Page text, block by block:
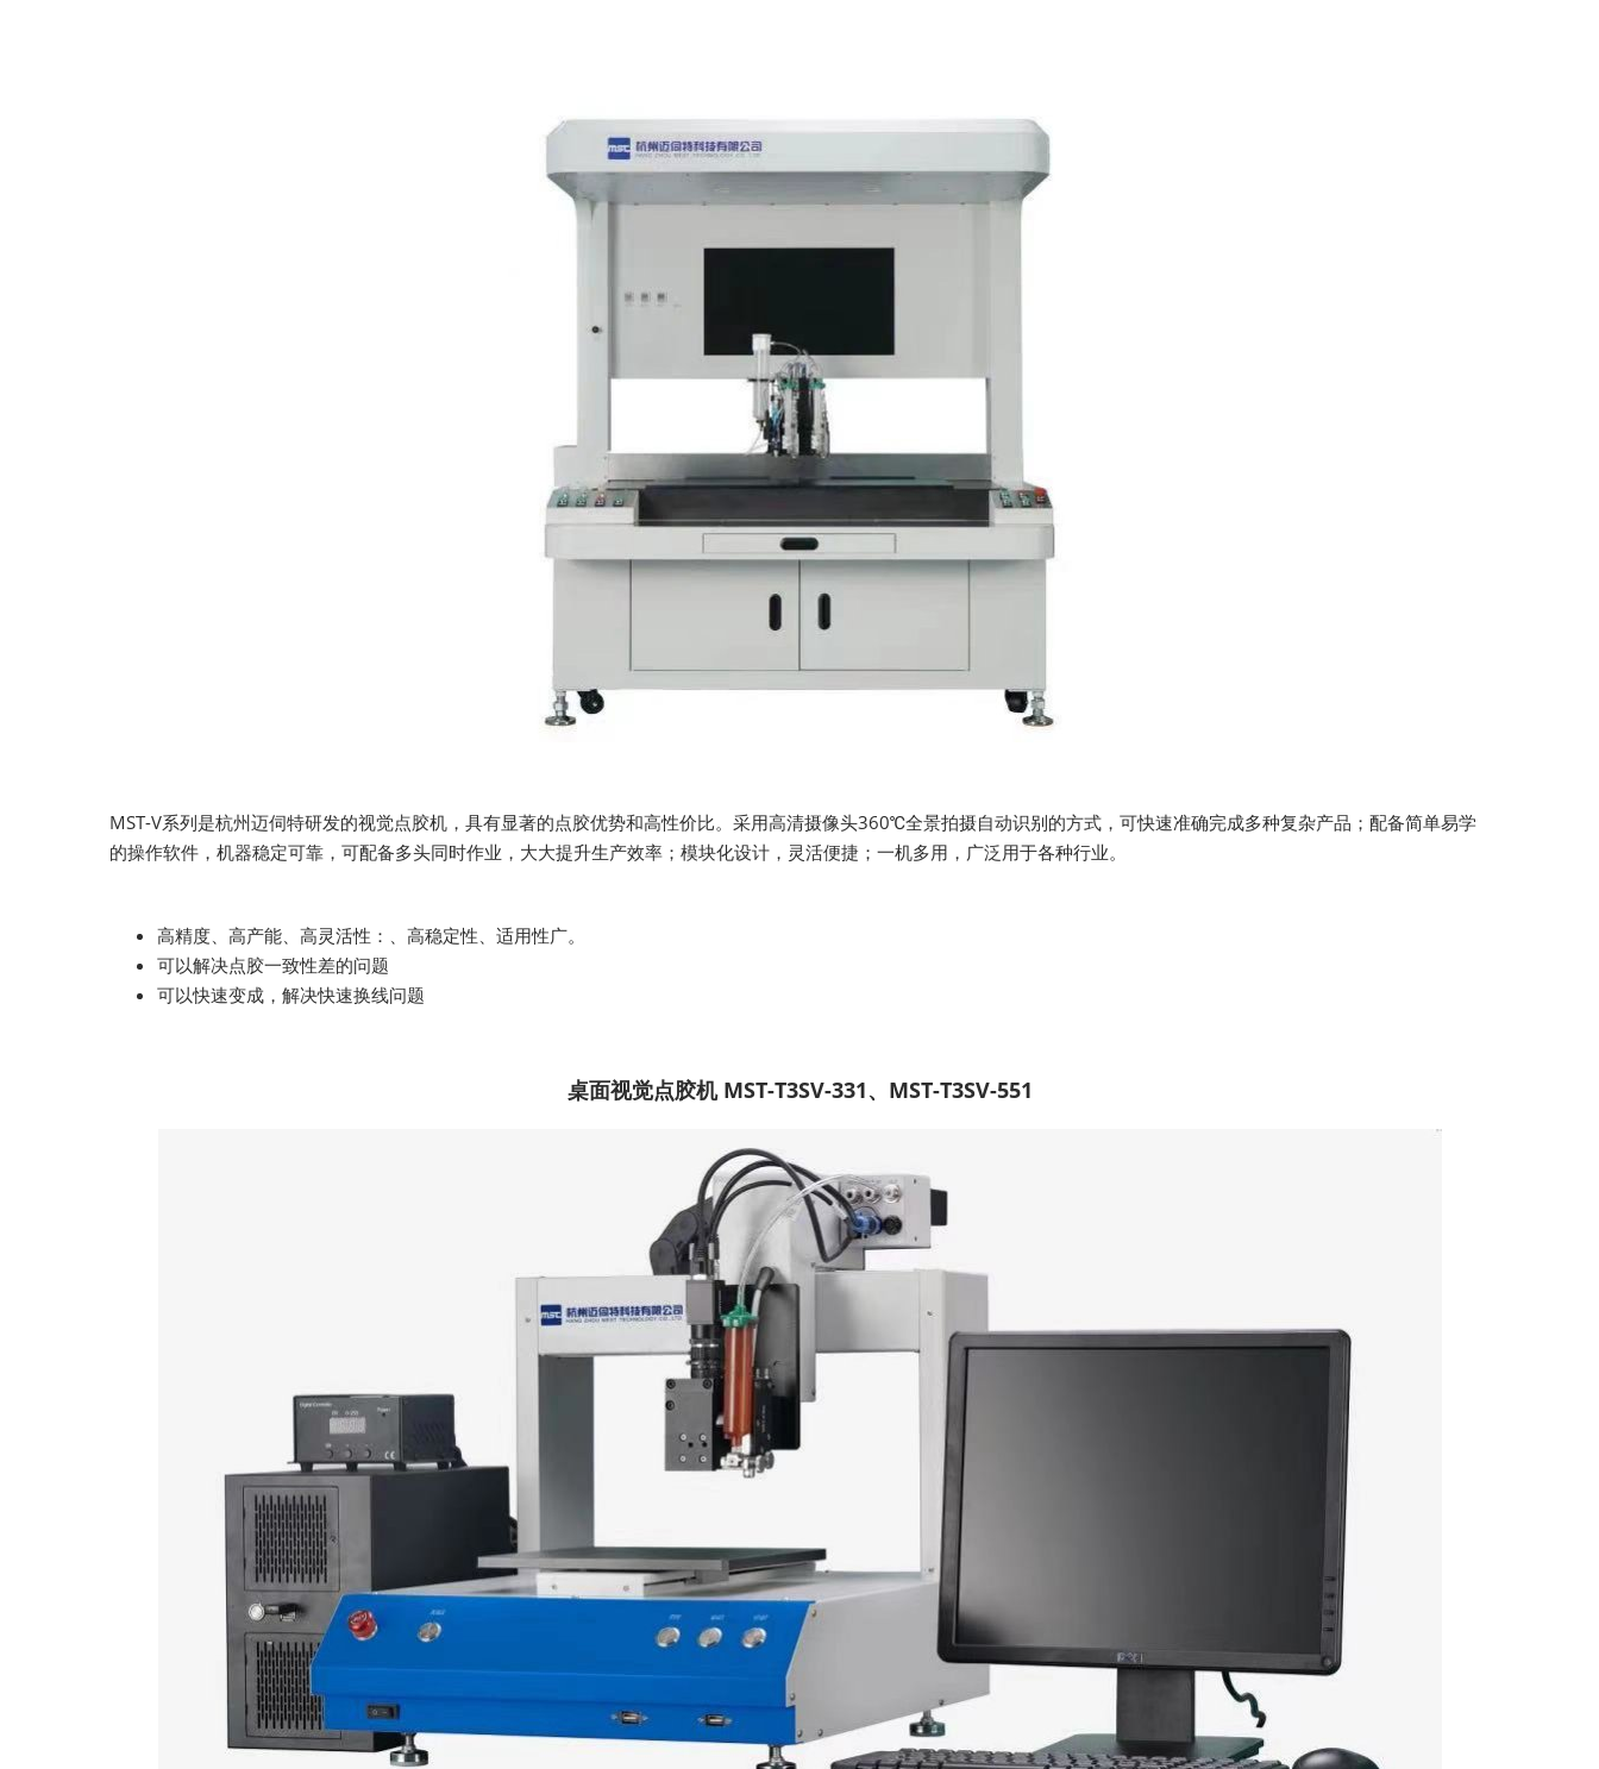
MST-V系列是杭州迈伺特研发的视觉点胶机，具有显著的点胶优势和高性价比。采用高清摄像头360℃全景拍摄自动识别的方式，可快速准确完成多种复杂产品；配备简单易学
的操作软件，机器稳定可靠，可配备多头同时作业，大大提升生产效率；模块化设计，灵活便捷；一机多用，广泛用于各种行业。
高精度、高产能、高灵活性：、高稳定性、适用性广。
可以解决点胶一致性差的问题
可以快速变成，解决快速换线问题
桌面视觉点胶机 MST-T3SV-331、MST-T3SV-551